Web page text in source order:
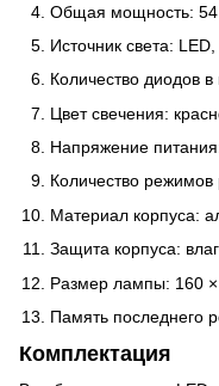
Общая мощность: 54
Источник света:
Количество диодов
Цвет свечения:
Напряжение
Количество
Материал корпуса:
Защита корпуса:
Размер лампы: 160
Память последнего
Комплектация